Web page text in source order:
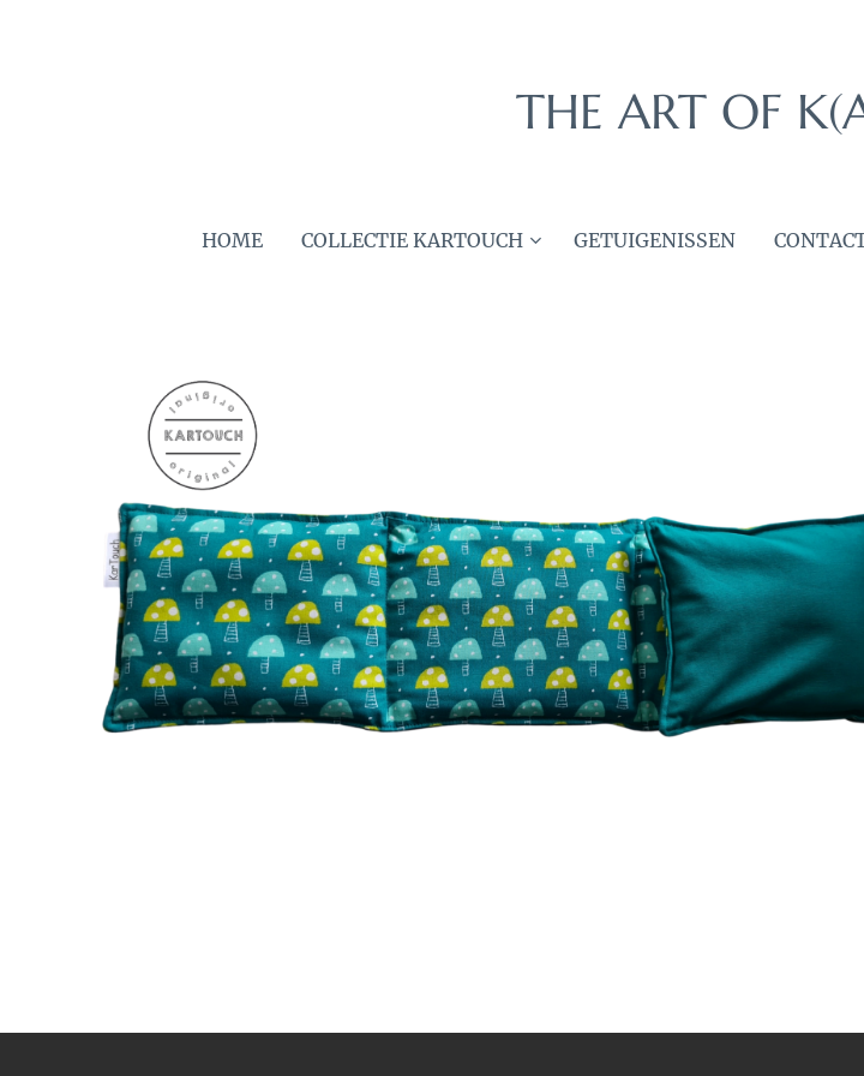
THE ART OF
HOME COLLECTIE KARTOUCH GETUIGENISSEN